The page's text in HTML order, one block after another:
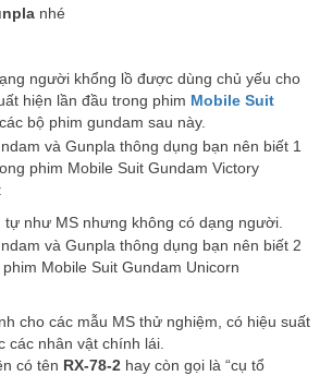
nhé
người khổng lồ được dùng chủ yếu cho
hiện lần đầu trong phim Mobile Suit
bộ phim gundam sau này.
phim Mobile Suit Gundam Victory
:
như MS nhưng không có dạng người.
Mobile Suit Gundam Unicorn
cho các mẫu MS thử nghiệm, có hiệu suất
nhân vật chính lái.
có tên RX-78-2 hay còn gọi là “cụ tổ